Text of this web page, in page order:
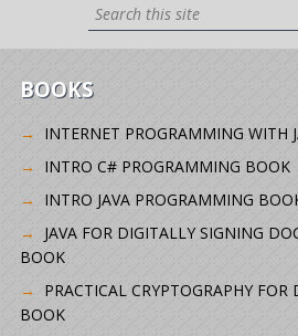
BOOKS
INTERNET PROGRAMMING WITH
INTRO C# PROGRAMMING BOOK
INTRO JAVA PROGRAMMING
JAVA FOR DIGITALLY SIGNING
BOOK
PRACTICAL CRYPTOGRAPHY FOR
BOOK